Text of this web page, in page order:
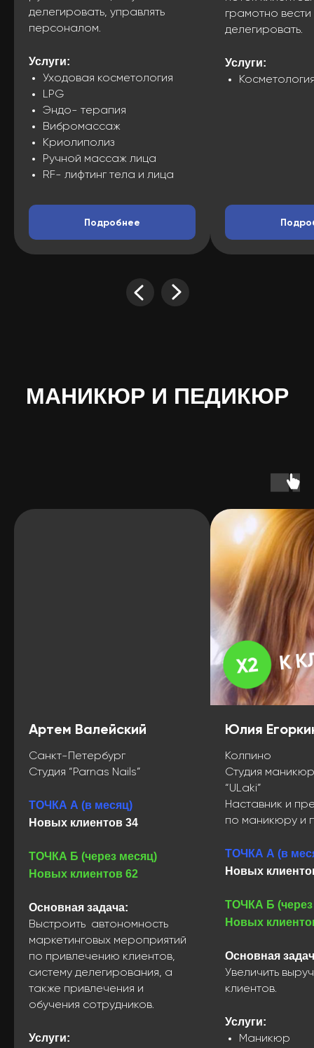
делегировать, управлять
персоналом.
Услуги:
Уходовая косметология
LPG
Эндо- терапия
Вибромассаж
Криолиполиз
Ручной массаж лица
RF- лифтинг тела и лица
Подробнее
грамотно вести
делегировать.
Услуги:
МАНИКЮР И ПЕДИКЮР
Артем Валейский
Санкт-Петербург
Студия “Parnas Nails”
ТОЧКА А (в месяц)
Новых клиентов 34
ТОЧКА Б (через месяц)
Новых клиентов 62
Основная задача:
Выстроить автономность
маркетинговых мероприятий
по привлечению клиентов,
систему делегирования, а
также привлечения и
обучения сотрудников.
Услуги:
Юлия
Колпино
Студия
“ULaki”
Наставник и
по маникюру и
ТОЧКА А (в
Новых
ТОЧКА Б
Новых
Основная
Увеличить
клиентов.
Услуги:
Маникюр